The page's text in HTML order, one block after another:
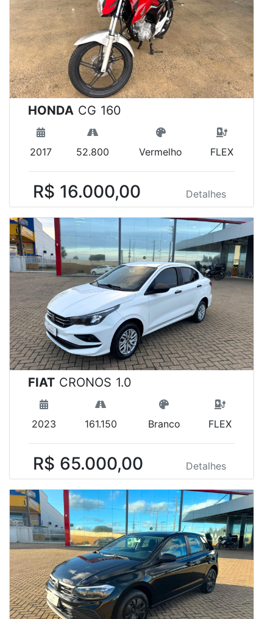
HONDA CG 160
2017 52.800 Vermelho FLEX
R$ 16.000,00 Detalhes
FIAT CRONOS 1.0
2023 161.150 Branco FLEX
R$ 65.000,00 Detalhes